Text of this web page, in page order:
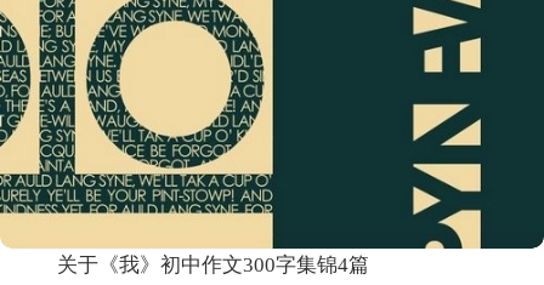
关于《我》初中作文300字集锦4篇